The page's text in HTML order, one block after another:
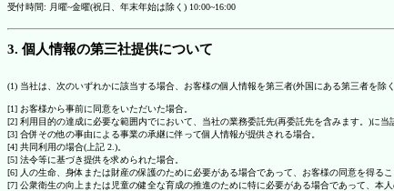
受付時間: 月曜~金曜(祝日、年末年始は除く) 10:00~16:00
3. 個人情報の第三社提供について
(1) 当社は、次のいずれかに該当する場合、お客様の個人情報を第三者(外国にある第三者を除
[1] お客様から事前に同意をいただいた場合。
[2] 利用目的の達成に必要な範囲内でにおいて、当社の業務委託先(再委託先を含みます。)に当
[3] 合併その他の事由による事業の承継に伴って個人情報が提供される場合。
[4] 共同利用の場合(上記 2.)。
[5] 法令等に基づき提供を求められた場合。
[6] 人の生命、身体または財産の保護のために必要がある場合であって、お客様の同意を得るこ
[7] 公衆衛生の向上または児童の健全な育成の推進のために特に必要がある場合であって、本